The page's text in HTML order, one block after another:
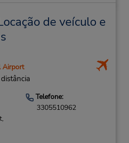
de veículo e
Airport
Telefone:
3305510962